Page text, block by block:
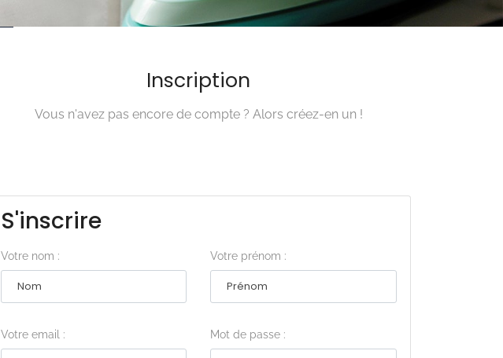
Inscription
Vous n'avez pas encore de compte ? Alors créez-en un !
S'inscrire
Votre nom : Votre prénom :
Votre email : Mot de passe :